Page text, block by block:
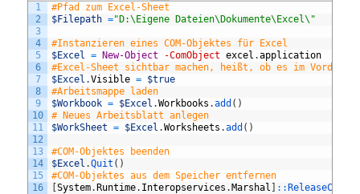
1
2
3
4
5
6
7
8
9
10
11
12
13
14
15
16
#Pfad zum Excel-Sheet
$Filepath ="D:\Eigene Dateien\Dokumente\Excel\"
#Instanzieren eines COM-Objektes für Excel
$Excel = New-Object -ComObject excel .application
#Excel-Sheet sichtbar machen, heißt, ob es im
$Excel .Visible = $true
#Arbeitsmappe laden
$Workbook = $Excel .Workbooks .add ( )
# Neues Arbeitsblatt anlegen
$WorkSheet = $Excel .Worksheets .add ( )
#COM-Objektes beenden
$Excel .Quit ( )
#COM-Objektes aus dem Speicher entfernen
[System.Runtime. Interopservices .Marshal ] ::